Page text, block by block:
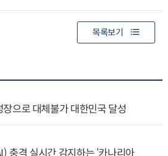
목록보기
으로 대체불가 대한민국 달성